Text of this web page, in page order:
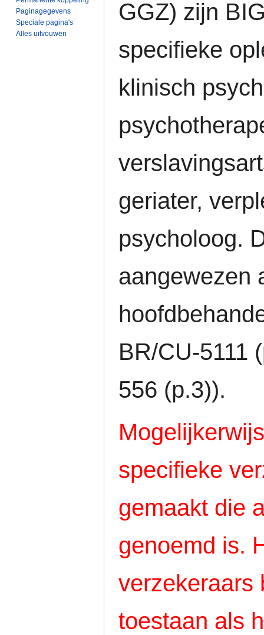
GGZ) zijn
specifieke
klinisch
geriater,
psycholoog.
aangewezen
BR/CU-5111
556 (p.3)).
specifieke
gemaakt die
genoemd is.
verzekeraars
toestaan als
Paginagegevens
Speciale pagina's
Alles uitvouwen